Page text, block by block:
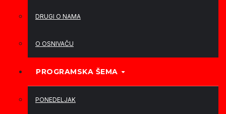
DRUGI O NAMA
O OSNIVAČU
PROGRAMSKA ŠEMA
PONEDELJAK